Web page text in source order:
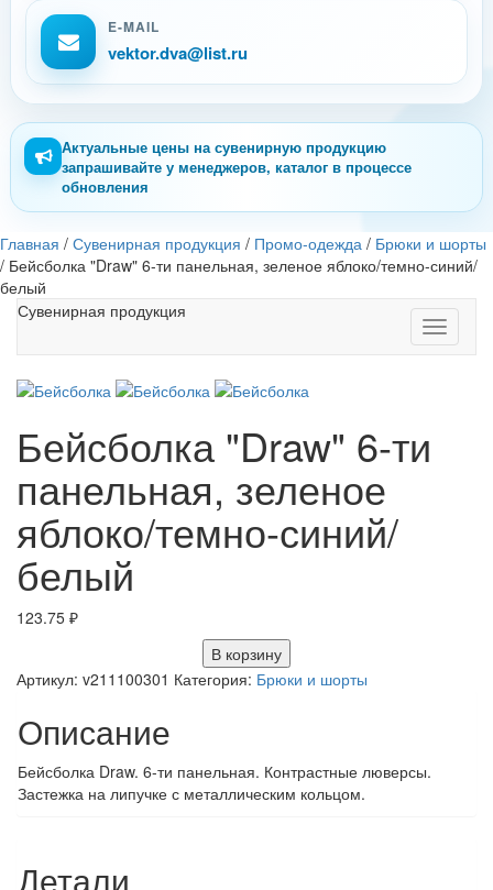
E-MAIL
vektor.dva@list.ru
Актуальные цены на сувенирную продукцию
запрашивайте у менеджеров, каталог в процессе
обновления
Главная / Сувенирная продукция / Промо-одежда / Брюки и шорты
/ Бейсболка "Draw" 6-ти панельная, зеленое яблоко/темно-синий/
белый
Toggle
Сувенирная продукция
Бейсболка "Draw" 6-ти
панельная, зеленое
яблоко/темно-синий/
белый
123.75 ₽
В корзину
Артикул: v211100301 Категория: Брюки и шорты
Описание
Бейсболка Draw. 6-ти панельная. Контрастные люверсы.
Застежка на липучке с металлическим кольцом.
Детали